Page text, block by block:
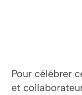
Pour célébrer
et